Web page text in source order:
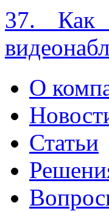
37. Как
О
Статьи